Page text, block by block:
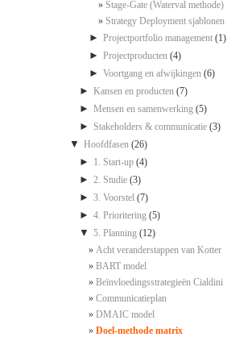
Stage-Gate (Waterval methode)
Strategy Deployment sjablonen
► Projectportfolio management (1)
► Projectproducten (4)
► Voortgang en afwijkingen (6)
► Kansen en producten (7)
► Mensen en samenwerking (5)
► Stakeholders & communicatie (3)
▼ Hoofdfasen (26)
► 1. Start-up (4)
► 2. Studie (3)
► 3. Voorstel (7)
► 4. Prioritering (5)
▼ 5. Planning (12)
Acht veranderstappen van Kotter
BART model
Beïnvloedingsstrategieën Cialdini
Communicatieplan
DMAIC model
Doel-methode matrix